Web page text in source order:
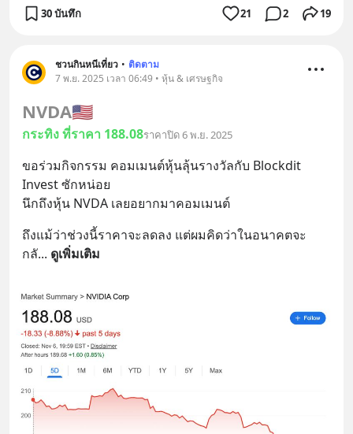
30 บันทึก 21 2 19
ชวนกินหนีเที่ยว • ติดตาม
7 พ.ย. 2025 เวลา 06:49 • หุ้น & เศรษฐกิจ
NVDA🇺🇸
กระทิง ที่ราคา 188.08ราคาปิด 6 พ.ย. 2025
ขอร่วมกิจกรรม คอมเมนต์หุ้นลุ้นรางวัลกับ Blockdit
Invest ซักหน่อย
นึกถึงหุ้น NVDA เลยอยากมาคอมเมนต์
ถึงแม้ว่าช่วงนี้ราคาจะลดลง แต่ผมคิดว่าในอนาคตจะ
กลั... ดูเพิ่มเติม